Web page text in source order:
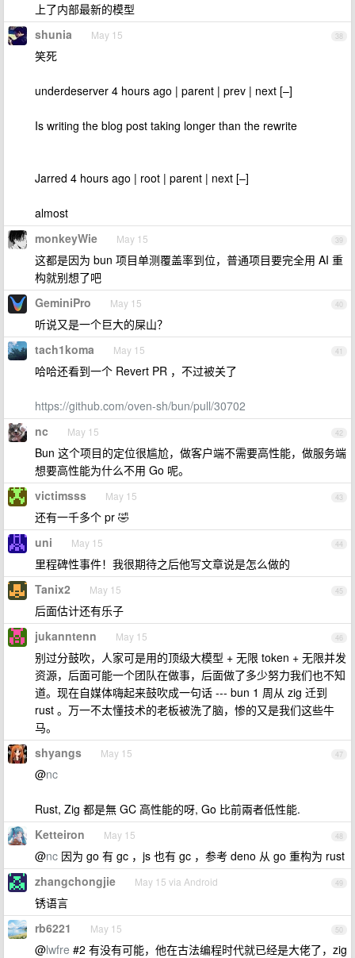
上了内部最新的模型
38
shunia May 15
笑死
underdeserver 4 hours ago | parent | prev | next [–]
Is writing the blog post taking longer than the rewrite
Jarred 4 hours ago | root | parent | next [–]
almost
39
monkeyWie May 15
这都是因为 bun 项目单测覆盖率到位，普通项目要完全用 AI 重
构就别想了吧
40
GeminiPro May 15
听说又是一个巨大的屎山？
41
tach1koma May 15
哈哈还看到一个 Revert PR ，不过被关了
https://github.com/oven-sh/bun/pull/30702
42
nc May 15
Bun 这个项目的定位很尴尬，做客户端不需要高性能，做服务端
想要高性能为什么不用 Go 呢。
43
victimsss May 15
还有一千多个 pr 🤣
44
uni May 15
里程碑性事件！我很期待之后他写文章说是怎么做的
45
Tanix2 May 15
后面估计还有乐子
46
jukanntenn May 15
别过分鼓吹，人家可是用的顶级大模型 + 无限 token + 无限并发
资源，后面可能一个团队在做事，后面做了多少努力我们也不知
道。现在自媒体嗨起来鼓吹成一句话 --- bun 1 周从 zig 迁到
rust 。万一不太懂技术的老板被洗了脑，惨的又是我们这些牛
马。
47
shyangs May 15
@nc
Rust, Zig 都是無 GC 高性能的呀, Go 比前兩者低性能.
48
Ketteiron May 15
@nc 因为 go 有 gc ，js 也有 gc ，参考 deno 从 go 重构为 rust
49
zhangchongjie May 15 via Android
锈语言
50
rb6221 May 15
@lwfre #2 有没有可能，他在古法编程时代就已经是大佬了，zig